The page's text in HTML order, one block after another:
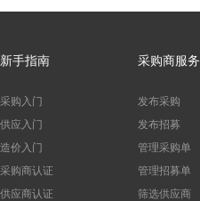
新手指南
采购入门
供应入门
造价入门
采购商认证
供应商认证
采购商服务
发布采购
发布招募
管理采购单
管理招募单
筛选供应商